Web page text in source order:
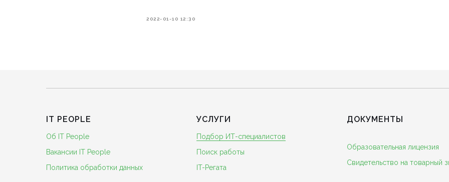
2022-01-10 12:30
IT PEOPLE
Об IT People
Вакансии IT People
Политика обработки данных
УСЛУГИ
Подбор ИТ-специалистов
Поиск работы
IT-Регата
ДОКУМЕНТЫ
Образовательная лицензия
Свидетельство на товарный